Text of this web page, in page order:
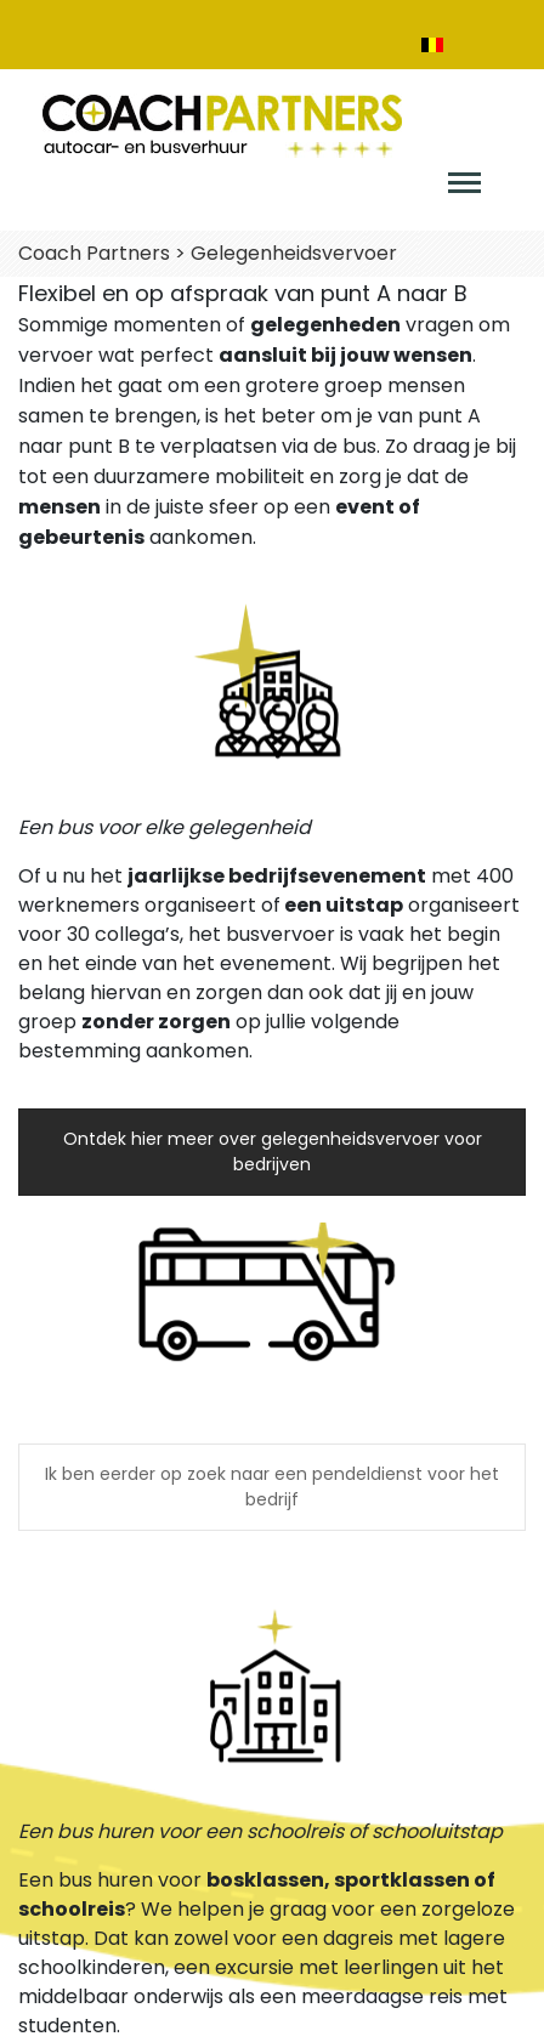
Coach Partners > Gelegenheidsvervoer
Flexibel en op afspraak van punt A naar B
Sommige momenten of gelegenheden vragen om
vervoer wat perfect aansluit bij jouw wensen.
Indien het gaat om een grotere groep mensen
samen te brengen, is het beter om je van punt A
naar punt B te verplaatsen via de bus. Zo draag je bij
tot een duurzamere mobiliteit en zorg je dat de
mensen in de juiste sfeer op een event of
gebeurtenisaankomen.
Een bus voor elke gelegenheid
Of u nu het jaarlijkse bedrijfsevenement met 400
werknemers organiseert of een uitstaporganiseert
voor 30 collega’s, het busvervoer is vaak het begin
en het einde van het evenement. Wij begrijpen het
belang hiervan en zorgen dan ook dat jij en jouw
groep zonder zorgen op jullie volgende
bestemming aankomen.
Ontdek hier meer over gelegenheidsvervoer voor
bedrijven
Ik ben eerder op zoek naar een pendeldienst voor het
bedrijf
Een bus huren voor een schoolreis of schooluitstap
Een bus huren voor bosklassen, sportklassen of
schoolreis? We helpen je graag voor een zorgeloze
uitstap. Dat kan zowel voor een dagreis met lagere
schoolkinderen, een excursie met leerlingen uit het
middelbaar onderwijs als een meerdaagse reis met
studenten.